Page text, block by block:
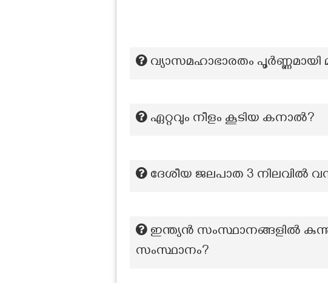
വ്യാസമഹാഭാരതം
ഏറ്റവും നീളം കൂടിയ കനാൽ?
ദേശീയ ജലപാത 3 നിലവില്‍
ഇന്ത്യൻ സംസ്ഥാനങ്ങളിൽ
സംസ്ഥാനം?